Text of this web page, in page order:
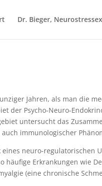
Dr. Bieger,
Jahren, als man die
der Psycho-Neuro-
untersucht das
immunologischer
neuro-regulatorischen
häufige Erkrankungen wie
(eine chronische